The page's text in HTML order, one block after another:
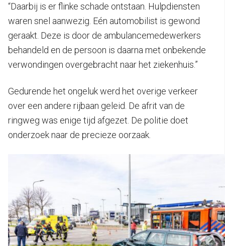
“Daarbij is er flinke schade ontstaan. Hulpdiensten
waren snel aanwezig. Eén automobilist is gewond
geraakt. Deze is door de ambulancemedewerkers
behandeld en de persoon is daarna met onbekende
verwondingen overgebracht naar het ziekenhuis.”
Gedurende het ongeluk werd het overige verkeer
over een andere rijbaan geleid. De afrit van de
ringweg was enige tijd afgezet. De politie doet
onderzoek naar de precieze oorzaak.